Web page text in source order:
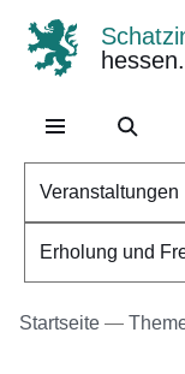
Veranstaltungen
Erholung und
Startseite